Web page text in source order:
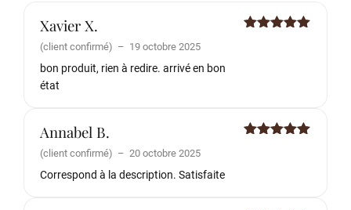
Xavier X.
(client confirmé) – 19 octobre 2025
bon produit, rien à redire. arrivé en bon
état
Annabel B.
(client confirmé) – 20 octobre 2025
Correspond à la description. Satisfaite